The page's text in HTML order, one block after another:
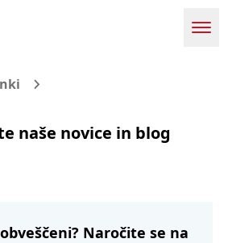
naše novice in blog
Naročite se na